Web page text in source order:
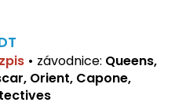
• závodnice: Queens,
Orient, Capone,